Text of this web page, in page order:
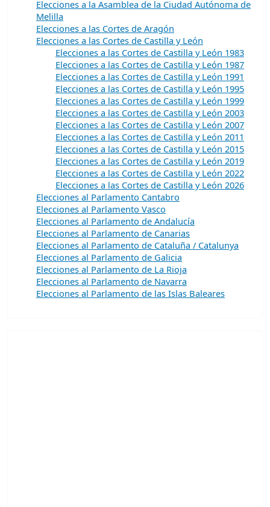
Elecciones a la Asamblea de la Ciudad Autónoma de
Melilla
Elecciones a las Cortes de Aragón
Elecciones a las Cortes de Castilla y León
Elecciones a las Cortes de Castilla y León 1983
Elecciones a las Cortes de Castilla y León 1987
Elecciones a las Cortes de Castilla y León 1991
Elecciones a las Cortes de Castilla y León 1995
Elecciones a las Cortes de Castilla y León 1999
Elecciones a las Cortes de Castilla y León 2003
Elecciones a las Cortes de Castilla y León 2007
Elecciones a las Cortes de Castilla y León 2011
Elecciones a las Cortes de Castilla y León 2015
Elecciones a las Cortes de Castilla y León 2019
Elecciones a las Cortes de Castilla y León 2022
Elecciones a las Cortes de Castilla y León 2026
Elecciones al Parlamento Cantabro
Elecciones al Parlamento Vasco
Elecciones al Parlamento de Andalucía
Elecciones al Parlamento de Canarias
Elecciones al Parlamento de Cataluña / Catalunya
Elecciones al Parlamento de Galicia
Elecciones al Parlamento de La Rioja
Elecciones al Parlamento de Navarra
Elecciones al Parlamento de las Islas Baleares